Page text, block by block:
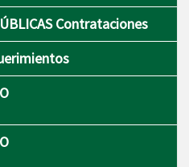
Contrataciones